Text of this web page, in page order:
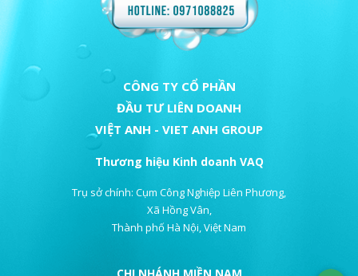
CÔNG TY CỔ PHẦN
ĐẦU TƯ LIÊN DOANH
VIỆT ANH - VIET ANH GROUP
Thương hiệu Kinh doanh VAQ
Trụ sở chính: Cụm Công Nghiệp Liên Phương,
Xã Hồng Vân,
Thành phố Hà Nội, Việt Nam